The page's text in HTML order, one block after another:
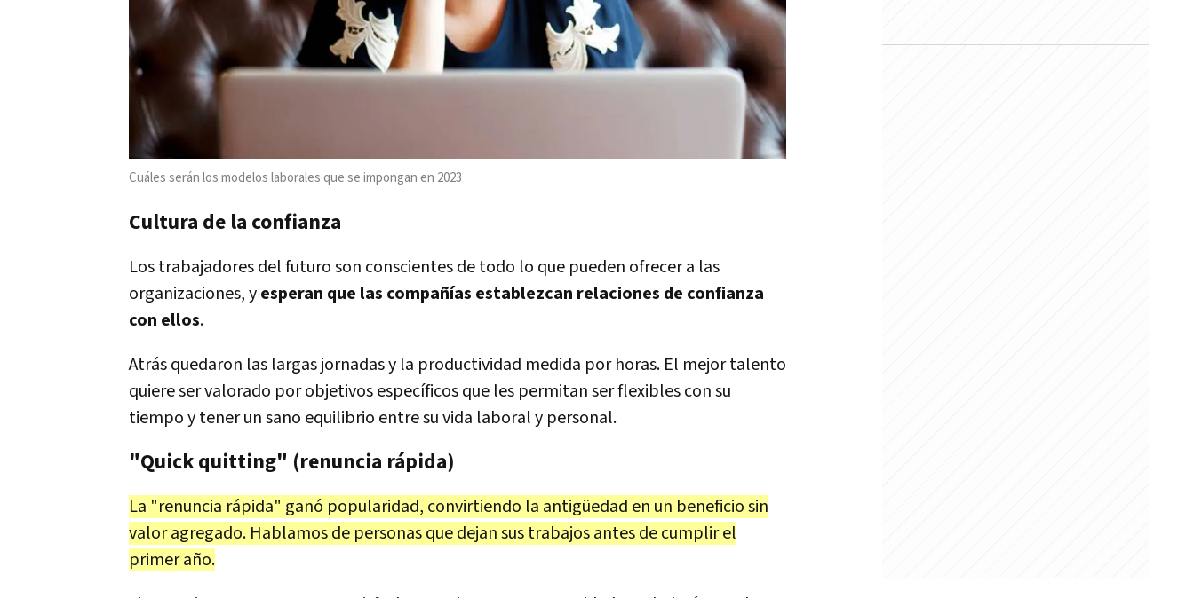
Cuáles serán los modelos laborales que se impongan en 2023
Cultura de la confianza
Los trabajadores del futuro son conscientes de todo lo que pueden ofrecer a las
organizaciones, yesperan que las compañías establezcan relaciones de confianza
con ellos.
Atrás quedaron las largas jornadas y la productividad medida por horas. El mejor talento
quiere ser valorado por objetivos específicos que les permitan ser flexibles con su
tiempo y tener un sano equilibrio entre su vida laboral y personal.
"Quick quitting" (renuncia rápida)
La "renuncia rápida" ganó popularidad, convirtiendo la antigüedad en un beneficio sin
valor agregado. Hablamos de personas que dejan sus trabajos antes de cumplir el
primer año.